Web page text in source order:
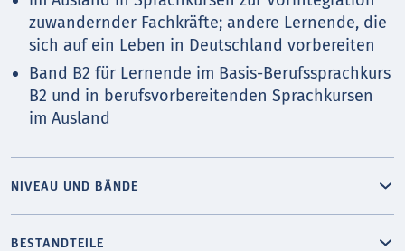
zuwandernder Fachkräfte; andere Lernende, die
sich auf ein Leben in Deutschland vorbereiten
Band B2 für Lernende im Basis-Berufssprachkurs
B2 und in berufsvorbereitenden Sprachkursen
im Ausland
NIVEAU UND BÄNDE
BESTANDTEILE